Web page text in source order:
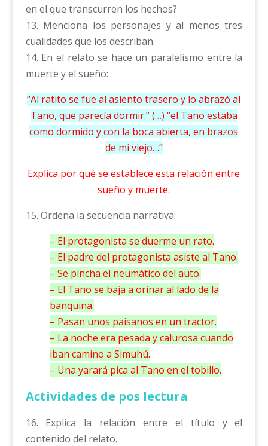
en el que transcurren los hechos?
13. Menciona los personajes y al menos tres
cualidades que los describan.
14. En el relato se hace un paralelismo entre la
muerte y el sueño:
“Al ratito se fue al asiento trasero y lo abrazó al
Tano, que parecía dormir.” (…) “el Tano estaba
como dormido y con la boca abierta, en brazos
de mi viejo…”
Explica por qué se establece esta relación entre
sueño y muerte.
15. Ordena la secuencia narrativa:
– El protagonista se duerme un rato.
– El padre del protagonista asiste al Tano.
– Se pincha el neumático del auto.
– El Tano se baja a orinar al lado de la
banquina.
– Pasan unos paisanos en un tractor.
– La noche era pesada y calurosa cuando
iban camino a Simuhú.
– Una yarará pica al Tano en el tobillo.
Actividades de pos lectura
16. Explica la relación entre el título y el
contenido del relato.